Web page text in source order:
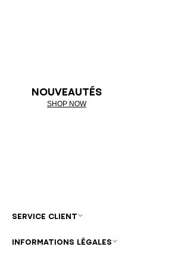
NOUVEAUTÉS
SHOP NOW
SERVICE CLIENT
INFORMATIONS LÉGALES